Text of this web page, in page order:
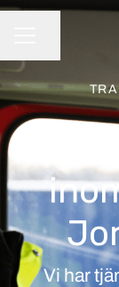
Vi
Vi har